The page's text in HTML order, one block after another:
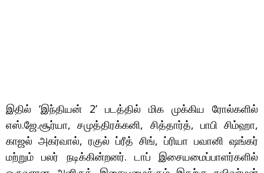
இதில் ‘இந்தியன் 2’ படத்தில் மிக முக்கிய ரோல்களில்
எஸ்.ஜே.சூர்யா, சமுத்திரக்கனி, சித்தார்த், பாபி சிம்ஹா,
காஜல் அகர்வால், ரகுல் ப்ரீத் சிங், ப்ரியா பவானி ஷங்கர்
மற்றும் பலர் நடிக்கின்றனர். டாப் இசையமைப்பாளர்களில்